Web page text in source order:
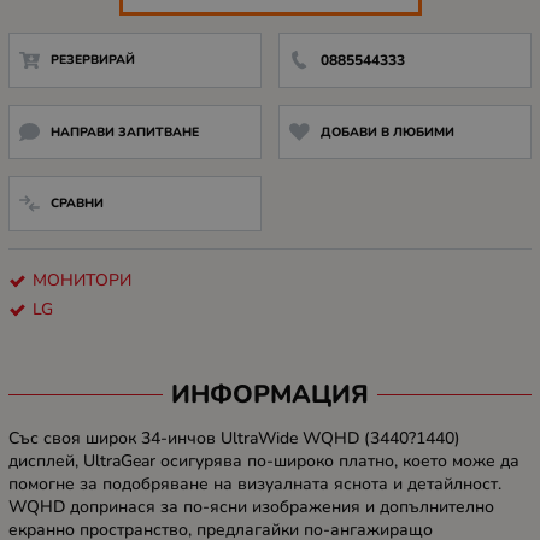
РЕЗЕРВИРАЙ 0885544333
НАПРАВИ ЗАПИТВАНЕ ДОБАВИ В ЛЮБИМИ
СРАВНИ
МОНИТОРИ
LG
ИНФОРМАЦИЯ
Със своя широк 34-инчов UltraWide WQHD (3440?1440)
дисплей, UltraGear осигурява по-широко платно, което може да
помогне за подобряване на визуалната яснота и детайлност.
WQHD допринася за по-ясни изображения и допълнително
екранно пространство, предлагайки по-ангажиращо